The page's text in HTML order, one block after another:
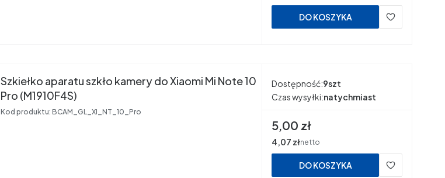
DO KOSZYKA
Szkiełko aparatu szkło kamery do Xiaomi Mi Note 10
Pro (M1910F4S)
Kod produktu: BCAM_GL_XI_NT_10_Pro
Dostępność:9szt
Czas wysyłki:natychmiast
Cena
5,00 zł
Cena
4,07 złnetto
DO KOSZYKA